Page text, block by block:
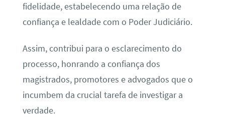
fidelidade, estabelecendo uma relação de
confiança e lealdade com o Poder Judiciário.
Assim, contribui para o esclarecimento do
processo, honrando a confiança dos
magistrados, promotores e advogados que o
incumbem da crucial tarefa de investigar a
verdade.